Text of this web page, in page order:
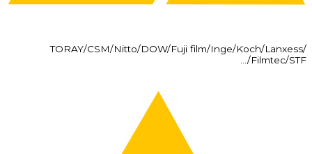
TORAY/CSM/Nitto/DOW/Fuji film/Inge/Koch/Lanxess/
Filmtec/STF/…